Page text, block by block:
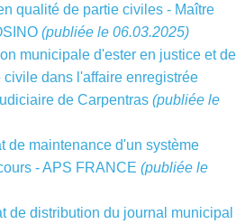
qualité de partie civiles - Maître
(publiée le 06.03.2025)
municipale d'ester en justice et de
dans l'affaire enregistrée
de Carpentras (publiée le
de maintenance d'un système
- APS FRANCE (publiée le
de distribution du journal municipal